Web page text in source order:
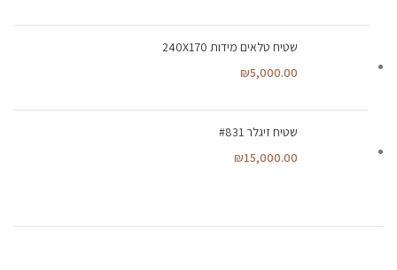
שטיח טלאים מידות 240X170
₪5,000.00
שטיח זיגלר #831
₪15,000.00